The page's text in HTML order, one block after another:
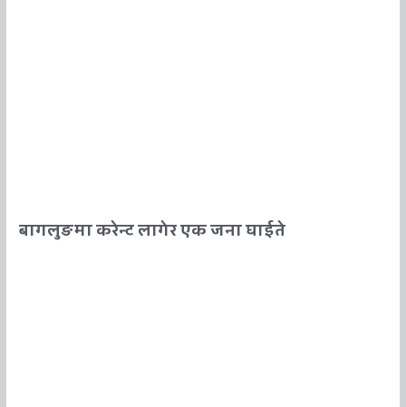
बागलुङमा करेन्ट लागेर एक जना घाईते